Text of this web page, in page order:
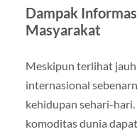
Dampak
Masyarakat
Meskipun terlihat
internasional
kehidupan sehari-
komoditas dunia